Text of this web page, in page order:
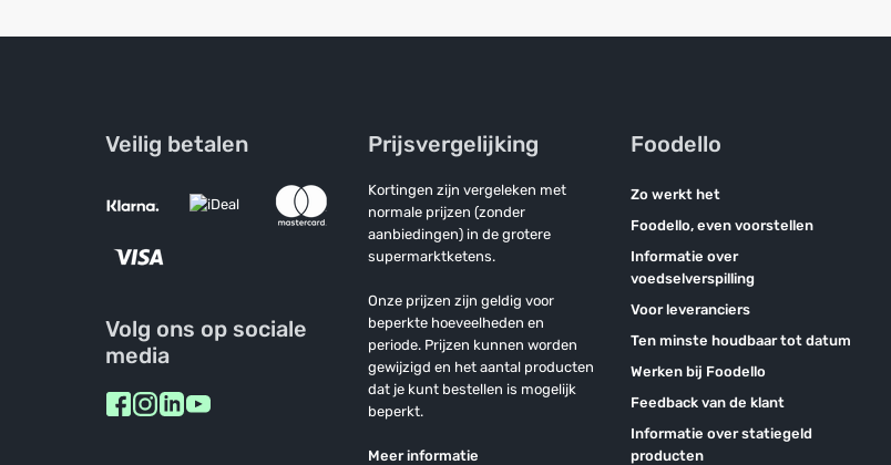
Veilig betalen
Volg ons op sociale
media
Prijsvergelijking
Kortingen zijn vergeleken met
normale prijzen (zonder
aanbiedingen) in de grotere
supermarktketens.
Onze prijzen zijn geldig voor
beperkte hoeveelheden en
periode. Prijzen kunnen worden
gewijzigd en het aantal producten
dat je kunt bestellen is mogelijk
beperkt.
Meer informatie
Foodello
Zo werkt het
Foodello, even voorstellen
Informatie over
voedselverspilling
Voor leveranciers
Ten minste houdbaar tot datum
Werken bij Foodello
Feedback van de klant
Informatie over statiegeld
producten